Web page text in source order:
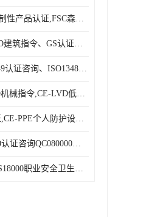
CCC强制性产品认证,FSC森林认证|贝安
CE-CPD建筑指令、GS认证、E－MARK认证|贝安
TS16949认证咨询、ISO13485认证咨询|贝安
CE-MD机械指令,CE-LVD低电压指令,CE-EMC电磁兼容指令|贝安
CE认证,CE-PPE个人防护设备指令,CE-PED压力设备指令|贝安
SA8000认证咨询QC080000认证咨询等体系认证咨询|贝安
OHSMS18000职业安全卫生管理体系认证咨询、HACCP认证咨询|贝安